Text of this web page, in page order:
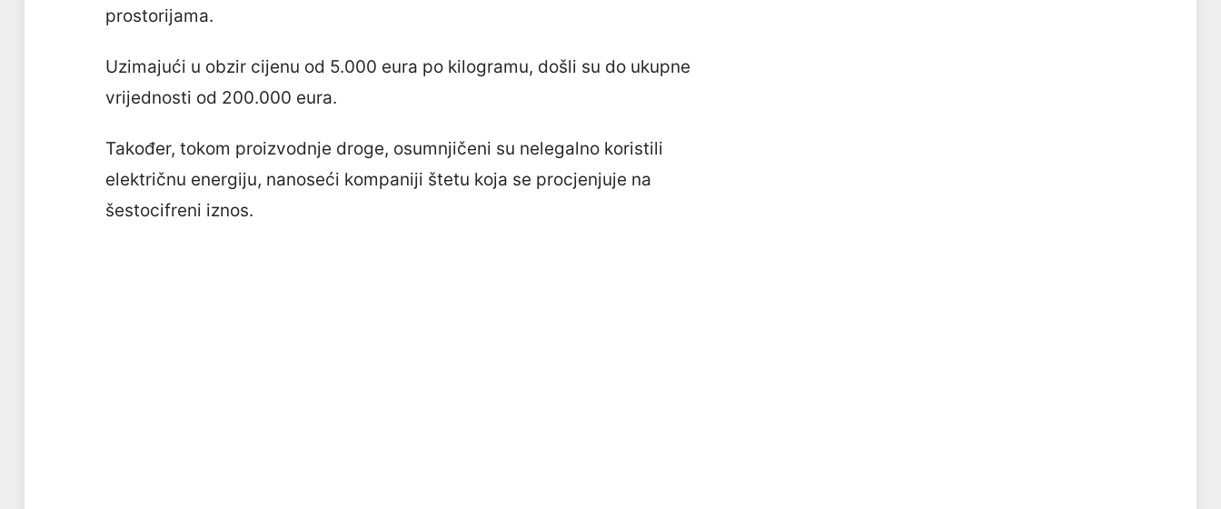
prostorijama.
Uzimajući u obzir cijenu od 5.000 eura po kilogramu, došli su do ukupne
vrijednosti od 200.000 eura.
Također, tokom proizvodnje droge, osumnjičeni su nelegalno koristili
električnu energiju, nanoseći kompaniji štetu koja se procjenjuje na
šestocifreni iznos.